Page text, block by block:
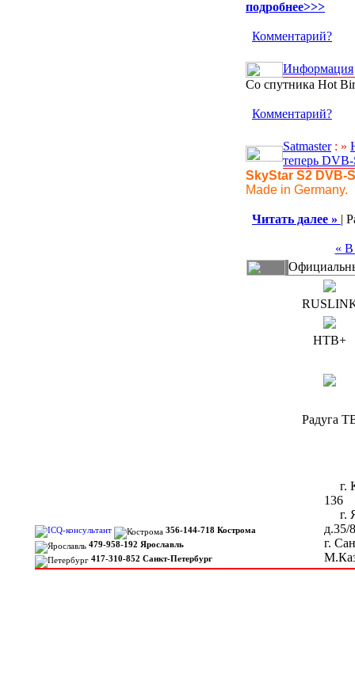
подробнее>>>
Комментарий?
Информация
Со спутника Hot
Комментарий?
Satmaster: »
теперь DVB-
SkyStar S2 DVB-
Made in Germany.
Читать далее » |
« В
НТВ+
Радуга
356-144-718 Кострома
479-958-192 Ярославль
417-310-852 Санкт-Петербург
г.
136
г.
д.35/
г.